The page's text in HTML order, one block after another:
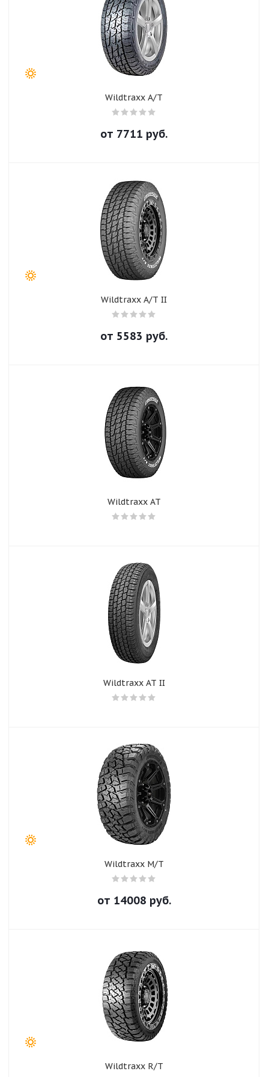
Wildtraxx A/T
от 7711 руб.
Wildtraxx A/T II
от 5583 руб.
Wildtraxx AT
Wildtraxx AT II
Wildtraxx M/T
от 14008 руб.
Wildtraxx R/T